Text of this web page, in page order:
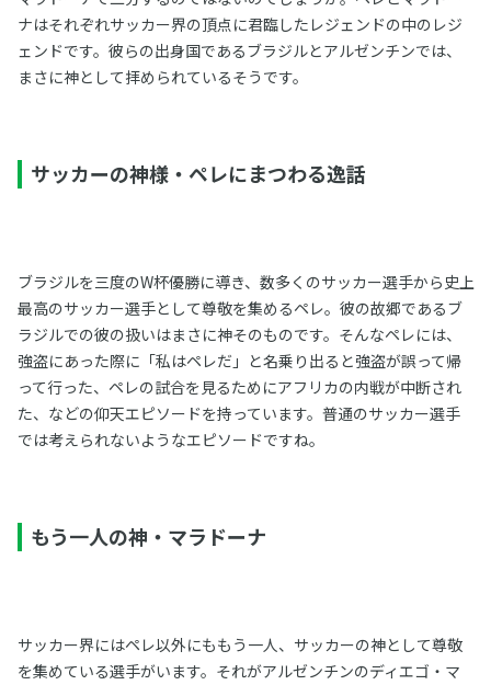
ナはそれぞれサッカー界の頂点に君臨したレジェンドの中のレジ
ェンドです。彼らの出身国であるブラジルとアルゼンチンでは、
まさに神として拝められているそうです。
サッカーの神様・ペレにまつわる逸話
ブラジルを三度のW杯優勝に導き、数多くのサッカー選手から史上
最高のサッカー選手として尊敬を集めるペレ。彼の故郷であるブ
ラジルでの彼の扱いはまさに神そのものです。そんなペレには、
強盗にあった際に「私はペレだ」と名乗り出ると強盗が誤って帰
って行った、ペレの試合を見るためにアフリカの内戦が中断され
た、などの仰天エピソードを持っています。普通のサッカー選手
では考えられないようなエピソードですね。
もう一人の神・マラドーナ
サッカー界にはペレ以外にももう一人、サッカーの神として尊敬
を集めている選手がいます。それがアルゼンチンのディエゴ・マ